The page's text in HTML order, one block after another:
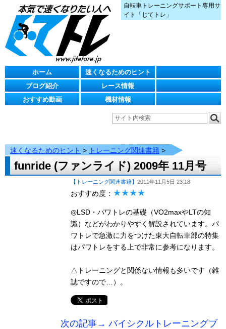
自転車トレーニングサポート専用サ
イト「じてトレ」
ホーム
速くなるためのヒント
ブログ紹介
レース情報
おすすめ動画
機材情報
速くなるためのヒント > トレーニング関連書籍 >
funride (ファンライド) 2009年 11月号
【トレーニング関連書籍】 2011年11月5日 23:18
おすすめ度： ★★★★
◎LSD・パワトレの基礎（VO2maxやLTの知
識）などがわかりやすく解説されています。パ
ワトレで急激に力をつけた東大自転車部の特集
はパワトレをする上で非常に参考になります。
△トレーニングと関係ない情報も多いです（雑
誌ですので…）。
次の記事→ バイシクルトレーニングブ